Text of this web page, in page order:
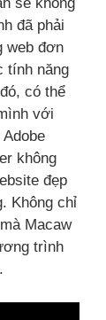
đã phải
web đơn
tính năng
có thể
với
không
đẹp
Không chỉ
Macaw
trình